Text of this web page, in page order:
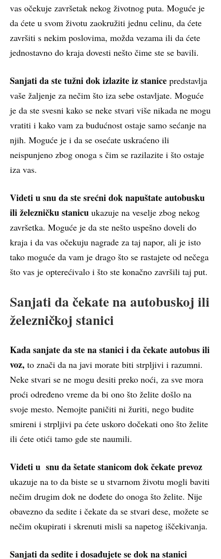
vas očekuje završetak nekog životnog puta. Moguće je
da ćete u svom životu zaokružiti jednu celinu, da ćete
završiti s nekim poslovima, možda vezama ili da ćete
jednostavno do kraja dovesti nešto čime ste se bavili.
Sanjati da ste tužni dok izlazite iz stanice predstavlja
vaše žaljenje za nečim što iza sebe ostavljate. Moguće
je da ste svesni kako se neke stvari više nikada ne mogu
vratiti i kako vam za budućnost ostaje samo sećanje na
njih. Moguće je i da se osećate uskraćeno ili
neispunjeno zbog onoga s čim se razilazite i što ostaje
iza vas.
Videti u snu da ste srećni dok napuštate autobusku
ili železničku stanicu ukazuje na veselje zbog nekog
završetka. Moguće je da ste nešto uspešno doveli do
kraja i da vas očekuju nagrade za taj napor, ali je isto
tako moguće da vam je drago što se rastajete od nečega
što vas je opterećivalo i što ste konačno završili taj put.
Sanjati da čekate na autobuskoj ili
železničkoj stanici
Kada sanjate da ste na stanici i da čekate autobus ili
voz, to znači da na javi morate biti strpljivi i razumni.
Neke stvari se ne mogu desiti preko noći, za sve mora
proći određeno vreme da bi ono što želite došlo na
svoje mesto. Nemojte paničiti ni žuriti, nego budite
smireni i strpljivi pa ćete uskoro dočekati ono što želite
ili ćete otići tamo gde ste naumili.
Videti u snu da šetate stanicom dok čekate prevoz
ukazuje na to da biste se u stvarnom životu mogli baviti
nečim drugim dok ne dođete do onoga što želite. Nije
obavezno da sedite i čekate da se stvari dese, možete se
nečim okupirati i skrenuti misli sa napetog iščekivanja.
Sanjati da sedite i dosađujete se dok na stanici